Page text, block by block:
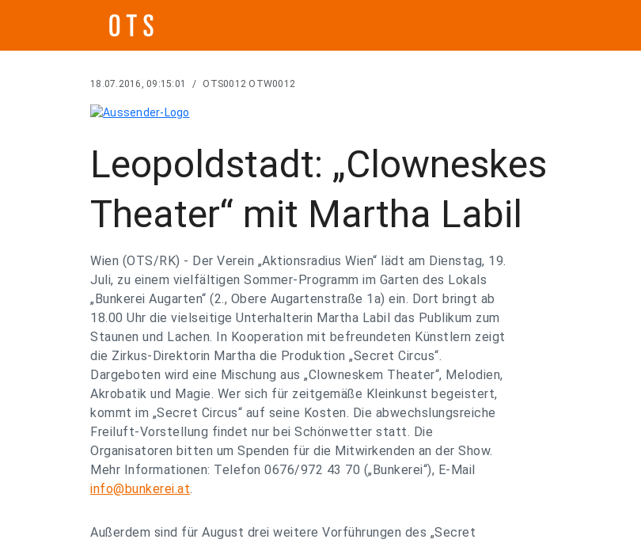
18.07.2016, 09:15:01 / OTS0012 OTW0012
Leopoldstadt: „Clowneskes
Theater“ mit Martha Labil
Wien (OTS/RK) - Der Verein „Aktionsradius Wien“ lädt am Dienstag, 19.
Juli, zu einem vielfältigen Sommer-Programm im Garten des Lokals
„Bunkerei Augarten“ (2., Obere Augartenstraße 1a) ein. Dort bringt ab
18.00 Uhr die vielseitige Unterhalterin Martha Labil das Publikum zum
Staunen und Lachen. In Kooperation mit befreundeten Künstlern zeigt
die Zirkus-Direktorin Martha die Produktion „Secret Circus“.
Dargeboten wird eine Mischung aus „Clowneskem Theater“, Melodien,
Akrobatik und Magie. Wer sich für zeitgemäße Kleinkunst begeistert,
kommt im „Secret Circus“ auf seine Kosten. Die abwechslungsreiche
Freiluft-Vorstellung findet nur bei Schönwetter statt. Die
Organisatoren bitten um Spenden für die Mitwirkenden an der Show.
Mehr Informationen: Telefon 0676/972 43 70 („Bunkerei“), E-Mail
info@bunkerei.at.
Außerdem sind für August drei weitere Vorführungen des „Secret